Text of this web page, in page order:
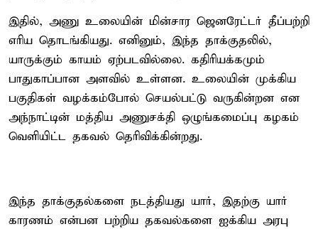
இதில், அணு உலையின் மின்சார ஜெனரேட்டர் தீப்பற்றி
எரிய தொடங்கியது. எனினும், இந்த தாக்குதலில்,
யாருக்கும் காயம் ஏற்படவில்லை. கதிரியக்கமும்
பாதுகாப்பான அளவில் உள்ளன. உலையின் முக்கிய
பகுதிகள் வழக்கம்போல் செயல்பட்டு வருகின்றன என
அந்நாட்டின் மத்திய அணுசக்தி ஒழுங்கமைப்பு கழகம்
வெளியிட்ட தகவல் தெரிவிக்கின்றது.
இந்த தாக்குதல்களை நடத்தியது யார், இதற்கு யார்
காரணம் என்பன பற்றிய தகவல்களை ஐக்கிய அரபு